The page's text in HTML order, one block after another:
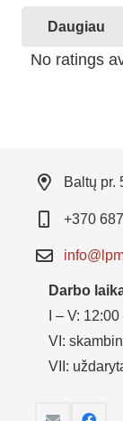
Daugiau
No ratings
Baltų pr.
+370
Darbo
I – V:
VI:
VII: